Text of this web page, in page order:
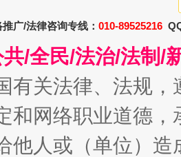
生不息
广/法律咨询专线： 010-89525216
/全民/法治/法制/
有关法律、法规
和网络职业道德
他人或（单位）